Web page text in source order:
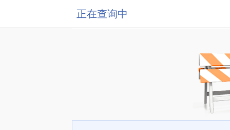
正在查询中